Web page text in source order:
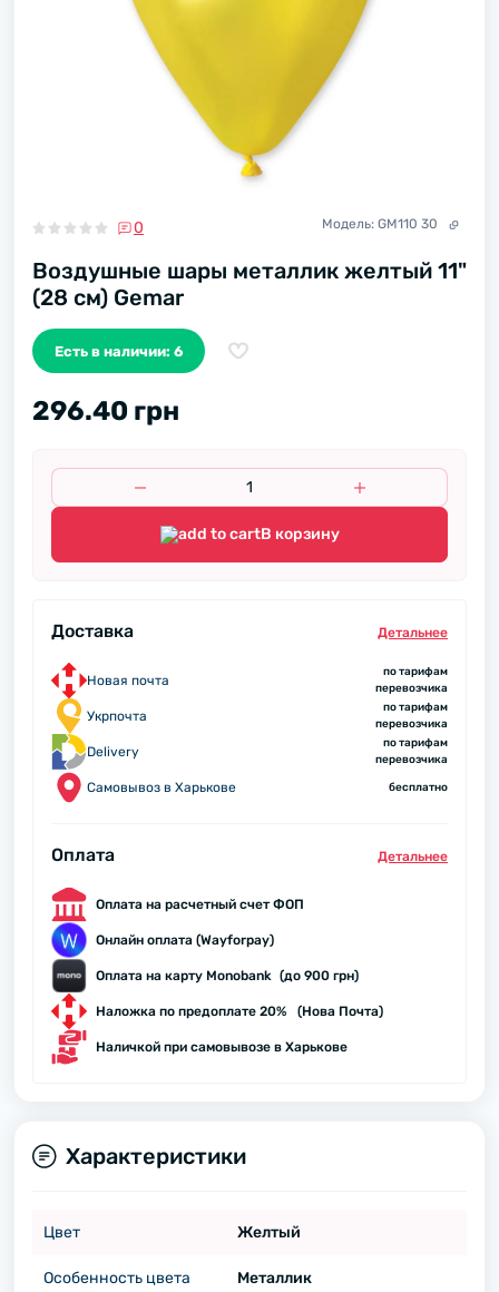
0 Модель: GM110 30
Воздушные шары металлик желтый 11"
(28 см) Gemar
Есть в наличии: 6
296.40 грн
В корзину
Доставка Детальнее
Новая почта
по тарифам
перевозчика
Укрпочта
по тарифам
перевозчика
Delivery
по тарифам
перевозчика
Самовывоз в Харькове бесплатно
Оплата Детальнее
Оплата на расчетный счет ФОП
Онлайн оплата (Wayforpay)
Оплата на карту Monobank (до 900 грн)
Наложка по предоплате 20% (Нова Почта)
Наличкой при самовывозе в Харькове
Характеристики
Цвет Желтый
Особенность цвета Металлик